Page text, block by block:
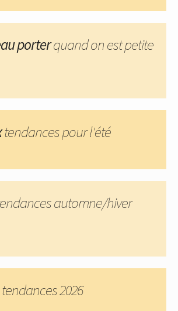
porterquand on est petite
tendances pour l'été
automne/hiver
2026